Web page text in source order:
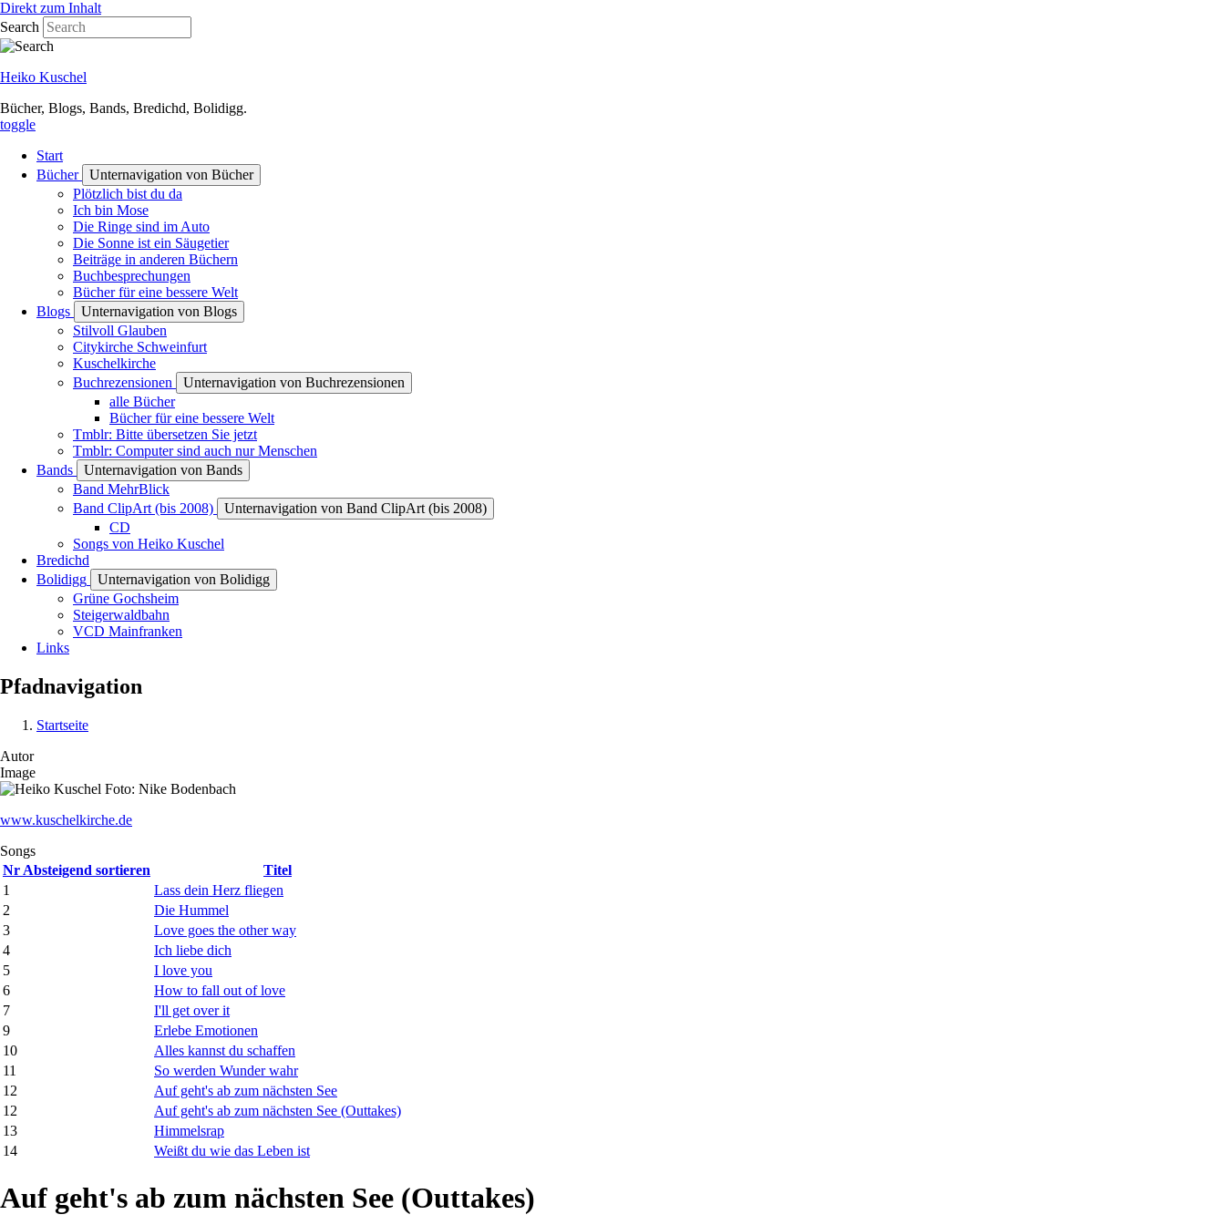
Direkt zum Inhalt
Search
Heiko Kuschel
Bücher, Blogs, Bands, Bredichd, Bolidigg.
toggle
Start
Bücher
Unternavigation von Bücher
Plötzlich bist du da
Ich bin Mose
Die Ringe sind im Auto
Die Sonne ist ein Säugetier
Beiträge in anderen Büchern
Buchbesprechungen
Bücher für eine bessere Welt
Blogs
Unternavigation von Blogs
Stilvoll Glauben
Citykirche Schweinfurt
Kuschelkirche
Buchrezensionen
Unternavigation von Buchrezensionen
alle Bücher
Bücher für eine bessere Welt
Tmblr: Bitte übersetzen Sie jetzt
Tmblr: Computer sind auch nur Menschen
Bands
Unternavigation von Bands
Band MehrBlick
Band ClipArt (bis 2008)
Unternavigation von Band ClipArt (bis 2008)
CD
Songs von Heiko Kuschel
Bredichd
Bolidigg
Unternavigation von Bolidigg
Grüne Gochsheim
Steigerwaldbahn
VCD Mainfranken
Links
Pfadnavigation
Startseite
Autor
Image
www.kuschelkirche.de
Songs
Nr Absteigend sortieren
Titel
1
Lass dein Herz fliegen
2
Die Hummel
3
Love goes the other way
4
Ich liebe dich
5
I love you
6
How to fall out of love
7
I'll get over it
9
Erlebe Emotionen
10
Alles kannst du schaffen
11
So werden Wunder wahr
12
Auf geht's ab zum nächsten See
12
Auf geht's ab zum nächsten See (Outtakes)
13
Himmelsrap
14
Weißt du wie das Leben ist
Auf geht's ab zum nächsten See (Outtakes)